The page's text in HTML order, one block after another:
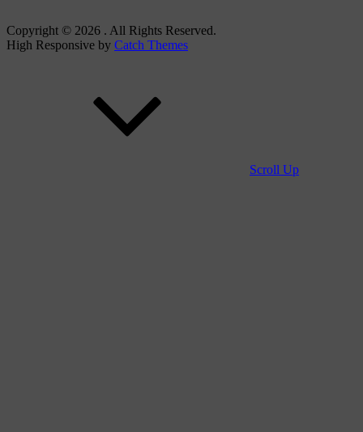
Copyright © 2026 . All Rights Reserved.
High Responsive by Catch Themes
Scroll Up